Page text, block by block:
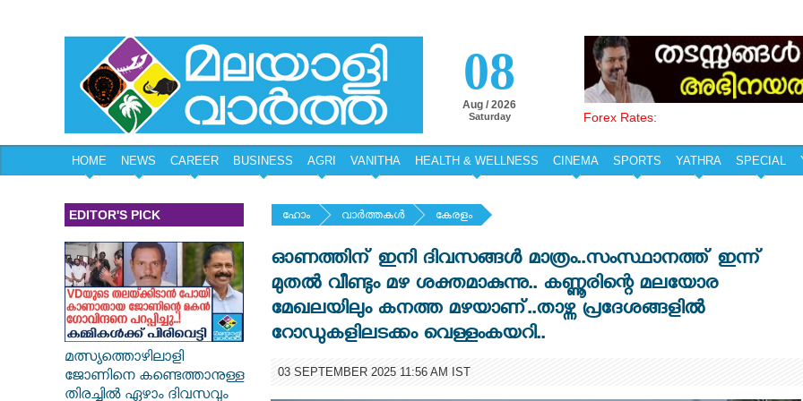
08
Aug / 2026
Saturday Forex Rates:
HOME NEWS CAREER BUSINESS AGRI VANITHA HEALTH & WELLNESS CINEMA SPORTS YATHRA SPECIAL
EDITOR'S PICK
മത്സ്യത്തൊഴിലാളി
ജോണിനെ കണ്ടെത്താനുള്ള
ഹോം വാര്‍ത്തകള്‍ കേരളം
ഓണത്തിന് ഇനി ദിവസങ്ങൾ മാത്രം..സംസ്ഥാനത്ത് ഇന്ന്
മുതൽ വീണ്ടും മഴ ശക്തമാകുന്നു.. കണ്ണൂരിന്റെ മലയോര
മേഖലയിലും കനത്ത മഴയാണ്..താഴ്ന്ന പ്രദേശങ്ങളിൽ
റോഡുകളിലടക്കം വെള്ളംകയറി..
03 SEPTEMBER 2025 11:56 AM IST